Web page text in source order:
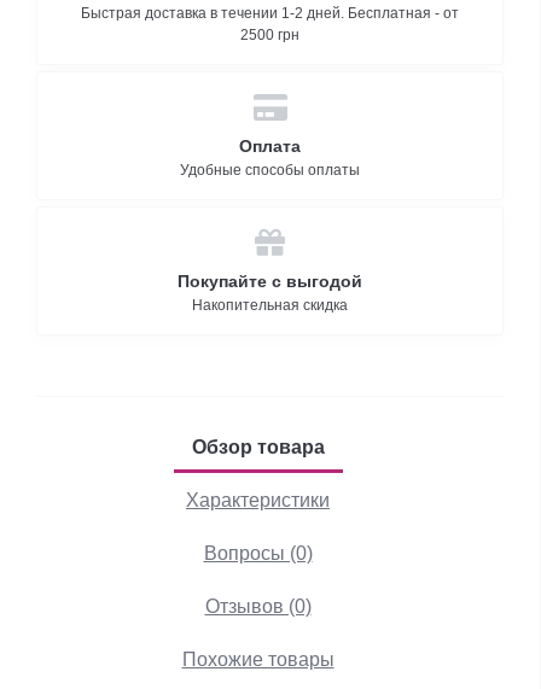
Быстрая доставка в течении 1-2 дней. Бесплатная - от
2500 грн
Оплата
Удобные способы оплаты
Покупайте с выгодой
Накопительная скидка
Обзор товара
Характеристики
Вопросы (0)
Отзывов (0)
Похожие товары